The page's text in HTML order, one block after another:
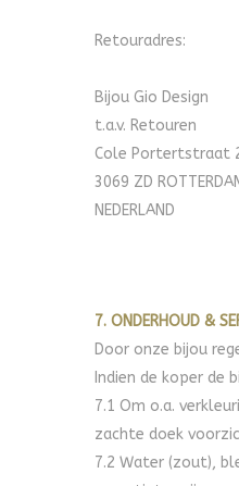
Retouradres:
Bijou Gio Design
t.a.v. Retouren
Cole Portertstraat
3069 ZD
NEDERLAND
7. ONDERHOUD &
Door onze bijou
Indien de koper de
7.1 Om o.a.
zachte doek
7.2 Water (zout),